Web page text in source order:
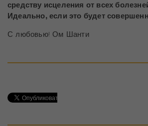
средству исцеления от всех
Идеально, если это будет
С любовью! Ом Шанти